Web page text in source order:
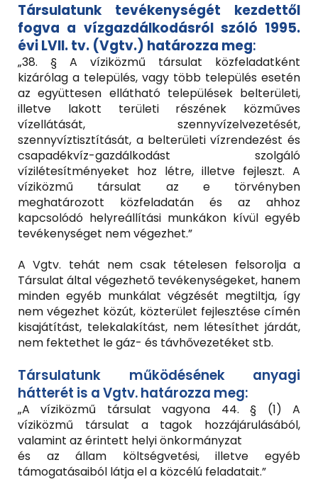
Társulatunk tevékenységét kezdettől
fogva a vízgazdálkodásról szóló 1995.
évi LVII. tv. (Vgtv.) határozza meg:
„38. § A víziközmű társulat közfeladatként
kizárólag a település, vagy több település esetén
az együttesen ellátható települések belterületi,
illetve lakott területi részének közműves
vízellátását, szennyvízelvezetését,
szennyvíztisztítását, a belterületi vízrendezést és
csapadékvíz-gazdálkodást szolgáló
vízilétesítményeket hoz létre, illetve fejleszt. A
víziközmű társulat az e törvényben
meghatározott közfeladatán és az ahhoz
kapcsolódó helyreállítási munkákon kívül egyéb
tevékenységet nem végezhet.”
A Vgtv. tehát nem csak tételesen felsorolja a
Társulat által végezhető tevékenységeket, hanem
minden egyéb munkálat végzését megtiltja, így
nem végezhet közút, közterület fejlesztése címén
kisajátítást, telekalakítást, nem létesíthet járdát,
nem fektethet le gáz- és távhővezetéket stb.
Társulatunk működésének anyagi
hátterét is a Vgtv. határozza meg:
„A víziközmű társulat vagyona 44. § (1) A
víziközmű társulat a tagok hozzájárulásából,
valamint az érintett helyi önkormányzat
és az állam költségvetési, illetve egyéb
támogatásaiból látja el a közcélú feladatait.”